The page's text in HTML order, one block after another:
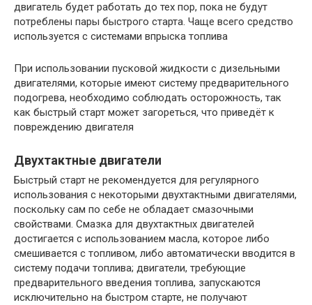
двигатель будет работать до тех пор, пока не будут
потреблены пары быстрого старта. Чаще всего средство
используется с системами впрыска топлива
При использовании пусковой жидкости с дизельными
двигателями, которые имеют систему предварительного
подогрева, необходимо соблюдать осторожность, так
как быстрый старт может загореться, что приведёт к
повреждению двигателя
Двухтактные двигатели
Быстрый старт не рекомендуется для регулярного
использования с некоторыми двухтактными двигателями,
поскольку сам по себе не обладает смазочными
свойствами. Смазка для двухтактных двигателей
достигается с использованием масла, которое либо
смешивается с топливом, либо автоматически вводится в
систему подачи топлива; двигатели, требующие
предварительного введения топлива, запускаются
исключительно на быстром старте, не получают